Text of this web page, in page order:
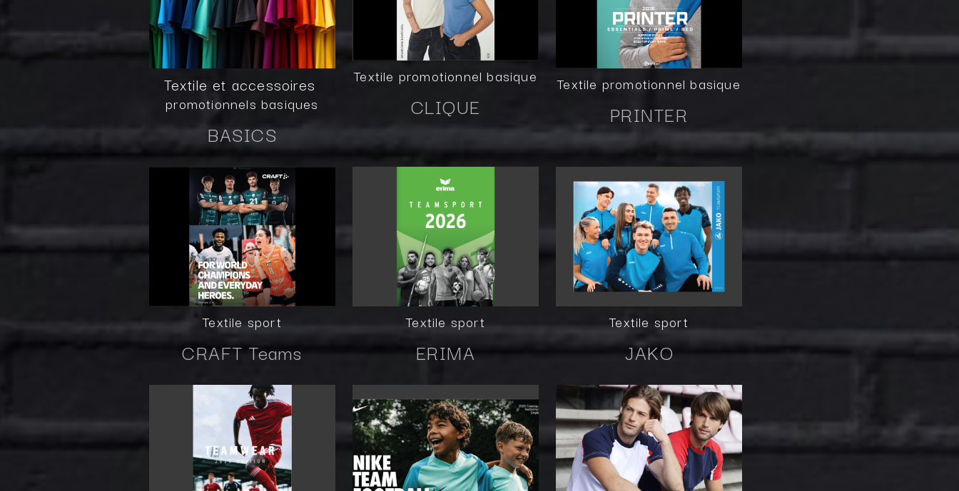
Textile et accessoires
promotionnels basiques
BASICS
Textile promotionnel basique
CLIQUE
Textile promotionnel basique
PRINTER
Textile sport
CRAFT Teams
Textile sport
ERIMA
Textile sport
JAKO